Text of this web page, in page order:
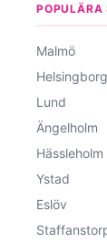
POPULÄRA
Malmö
Helsingborg
Lund
Ängelholm
Hässleholm
Ystad
Eslöv